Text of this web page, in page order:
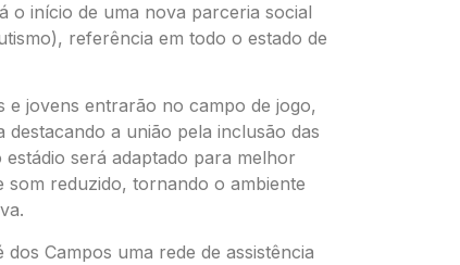
o início de uma nova parceria social
referência em todo o estado de
e jovens entrarão no campo de jogo,
a união pela inclusão das
será adaptado para melhor
reduzido, tornando o ambiente
Campos uma rede de assistência